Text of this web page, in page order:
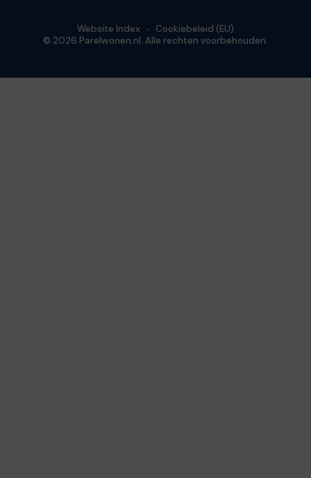
© 2026 Parelwonen.nl. Alle rechten voorbehouden.
Website Index Cookiebeleid (EU)